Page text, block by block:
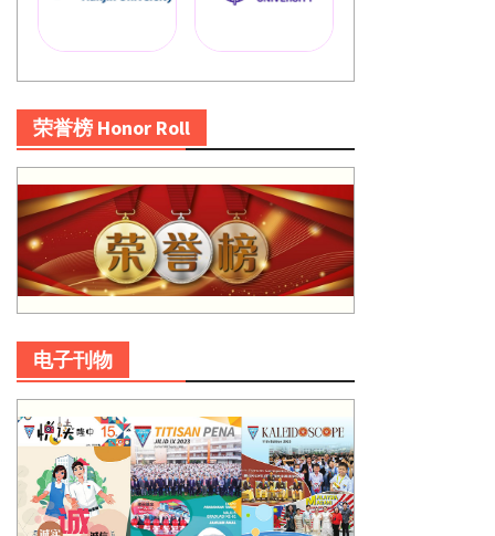
荣誉榜 Honor Roll
电子刊物